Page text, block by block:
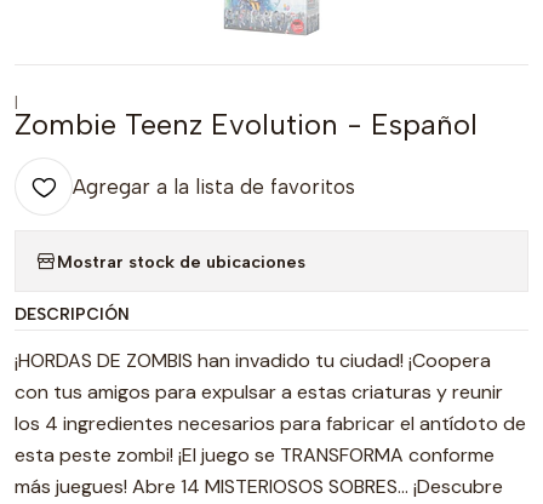
|
Zombie Teenz Evolution - Español
Agregar a la lista de favoritos
Mostrar stock de ubicaciones
DESCRIPCIÓN
¡HORDAS DE ZOMBIS han invadido tu ciudad! ¡Coopera
con tus amigos para expulsar a estas criaturas y reunir
los 4 ingredientes necesarios para fabricar el antídoto de
esta peste zombi! ¡El juego se TRANSFORMA conforme
más juegues! Abre 14 MISTERIOSOS SOBRES... ¡Descubre